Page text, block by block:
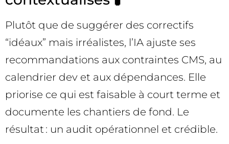
Plutôt que de suggérer des correctifs
“idéaux” mais irréalistes, l’IA ajuste ses
recommandations aux contraintes CMS, au
calendrier dev et aux dépendances. Elle
priorise ce qui est faisable à court terme et
documente les chantiers de fond. Le
résultat : un audit opérationnel et crédible.